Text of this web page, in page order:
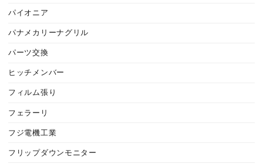
パイオニア
パナメカリーナグリル
パーツ交換
ヒッチメンバー
フィルム張り
フェラーリ
フジ電機工業
フリップダウンモニター